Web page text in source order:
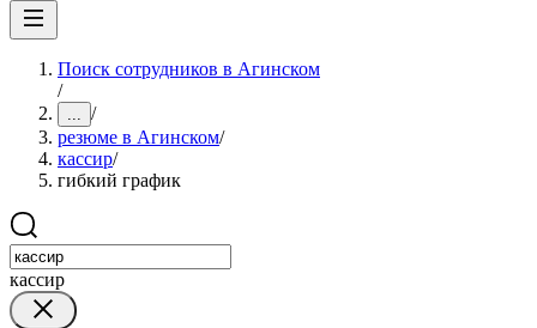
Поиск сотрудников в Агинском
/
... /
резюме в Агинском/
кассир/
гибкий график
кассир